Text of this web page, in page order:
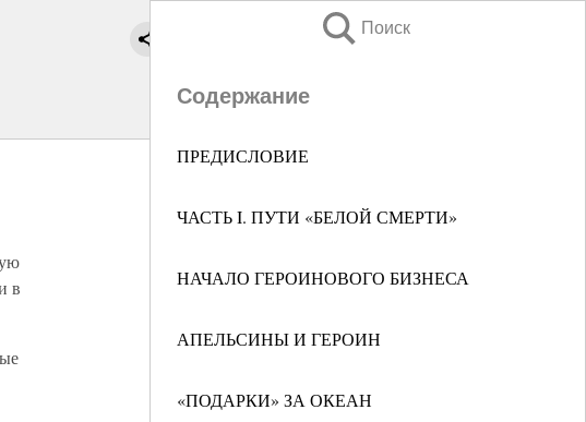
Поиск
Содержание
ПРЕДИСЛОВИЕ
ЧАСТЬ I. ПУТИ «БЕЛОЙ СМЕРТИ»
НАЧАЛО ГЕРОИНОВОГО БИЗНЕСА
АПЕЛЬСИНЫ И ГЕРОИН
«ПОДАРКИ» ЗА ОКЕАН
в